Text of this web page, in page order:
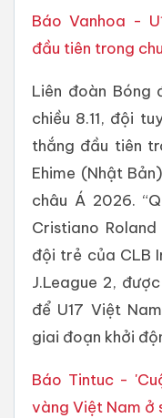
Báo Vanhoa -
đầu tiên trong
Liên đoàn Bóng
chiều 8.11, đội
thắng đầu tiên
Ehime (Nhật
châu Á 2026.
Cristiano
đội trẻ của CLB
J.League 2,
để U17 Việt
giai đoạn khởi
Báo Tintuc -
vàng Việt Nam ở